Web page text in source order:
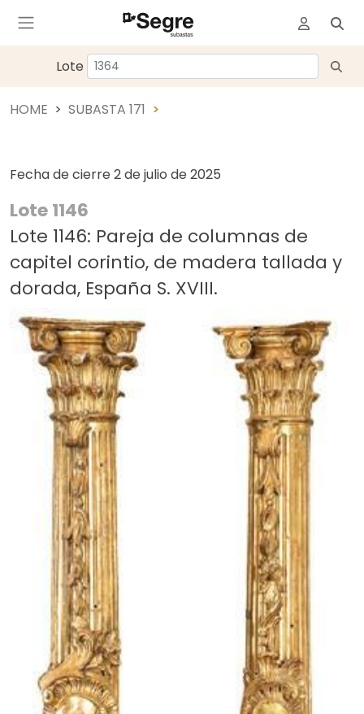
Lote
HOME SUBASTA 171
Fecha de cierre 2 de julio de 2025
Lote 1146
Lote 1146: Pareja de columnas de
capitel corintio, de madera tallada y
dorada, España S. XVIII.